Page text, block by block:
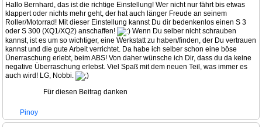
Hallo Bernhard, das ist die richtige Einstellung! Wer nicht nur fährt bis etwas
klappert oder nichts mehr geht, der hat auch länger Freude an seinem
Roller/Motorrad! Mit dieser Einstellung kannst Du dir bedenkenlos einen S 3
oder S 300 (XQ1/XQ2) anschaffen!
Wenn Du selber nicht schrauben
kannst, ist es um so wichtiger, eine Werkstatt zu haben/finden, der Du vertrauen
kannst und die gute Arbeit verrichtet. Da habe ich selber schon eine böse
Ünerraschung erlebt, beim ABS! Von daher wünsche ich Dir, dass du da keine
negative Überraschung erlebst. Viel Spaß mit dem neuen Teil, was immer es
auch wird! LG, Nobbi.
Für diesen Beitrag danken
Pinoy